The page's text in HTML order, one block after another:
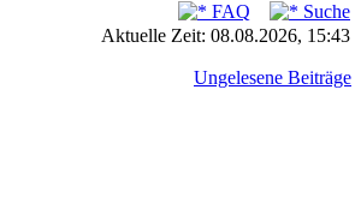
FAQ
Suche
Aktuelle Zeit: 08.08.2026, 15:43
Ungelesene Beiträge